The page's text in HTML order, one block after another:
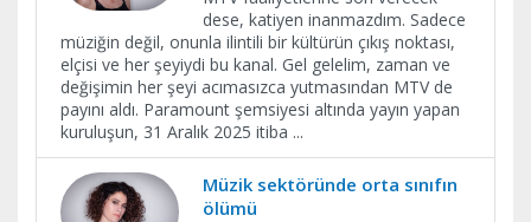
dese, katiyen inanmazdım. Sadece
müziğin değil, onunla ilintili bir kültürün çıkış noktası,
elçisi ve her şeyiydi bu kanal. Gel gelelim, zaman ve
değişimin her şeyi acımasızca yutmasından MTV de
payını aldı. Paramount şemsiyesi altında yayın yapan
kuruluşun, 31 Aralık 2025 itiba ...
Müzik sektöründe orta sınıfın
ölümü